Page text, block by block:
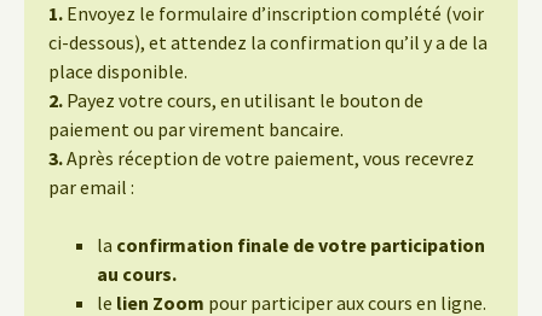
1. Envoyez le formulaire d’inscription complété (voir
ci-dessous), et attendez la confirmation qu’il y a de la
place disponible.
2. Payez votre cours, en utilisant le bouton de
paiement ou par virement bancaire.
3.Après réception de votre paiement, vous recevrez
par email :
la confirmation finale de votre participation
au cours.
le lien Zoom pour participer aux cours en ligne.